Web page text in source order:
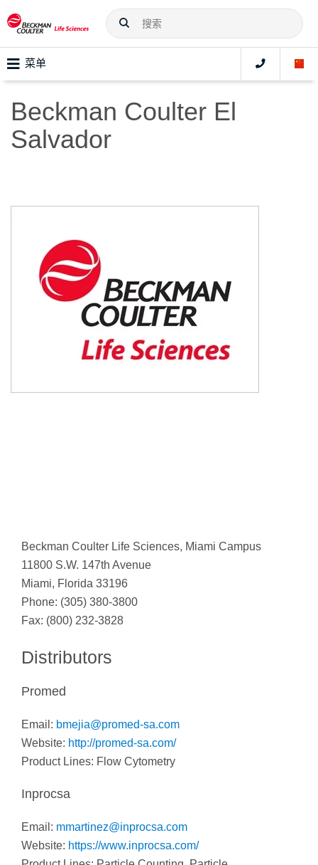
菜单
Beckman Coulter El
Salvador
Beckman Coulter Life Sciences, Miami Campus
11800 S.W. 147th Avenue
Miami, Florida 33196
Phone: (305) 380-3800
Fax: (800) 232-3828
Distributors
Promed
Email: bmejia@promed-sa.com
Website: http://promed-sa.com/
Product Lines: Flow Cytometry
Inprocsa
Email: mmartinez@inprocsa.com
Website: https://www.inprocsa.com/